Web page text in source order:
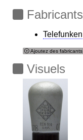
Fabricants
Telefunken
Ajoutez des fabricants
Visuels